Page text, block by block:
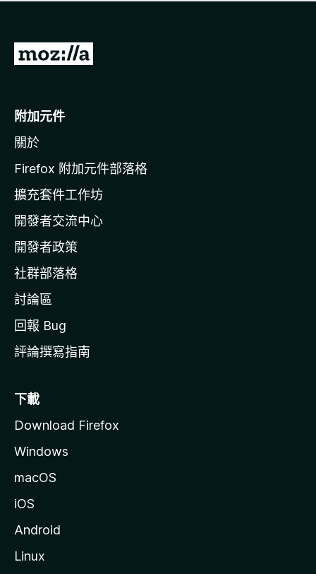
有
前
o
i
l
a
官
網
附加元件
關於
Firefox 附加元件部落格
擴充套件工作坊
開發者交流中心
開發者政策
社群部落格
討論區
回報 Bug
評論撰寫指南
下載
Download Firefox
Windows
macOS
iOS
Android
Linux